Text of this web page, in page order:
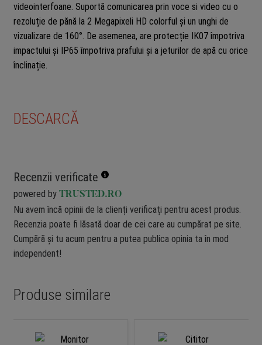
videointerfoane. Suportă comunicarea prin voce si video cu o
rezoluție de pănă la 2 Megapixeli HD colorful și un unghi de
vizualizare de 160°. De asemenea, are protecție IK07 împotriva
impactului și IP65 împotriva prafului și a jeturilor de apă cu orice
înclinație.
DESCARCĂ
Recenzii verificate
powered by TRUSTED.RO
Nu avem încă opinii de la clienți verificați pentru acest produs.
Recenzia poate fi lăsată doar de cei care au cumpărat pe site.
Cumpără și tu acum pentru a putea publica opinia ta în mod
independent!
Produse similare